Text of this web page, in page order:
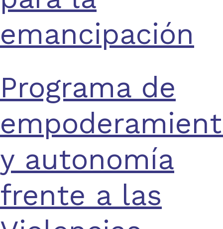
emancipación
Programa de
y autonomía
frente a las